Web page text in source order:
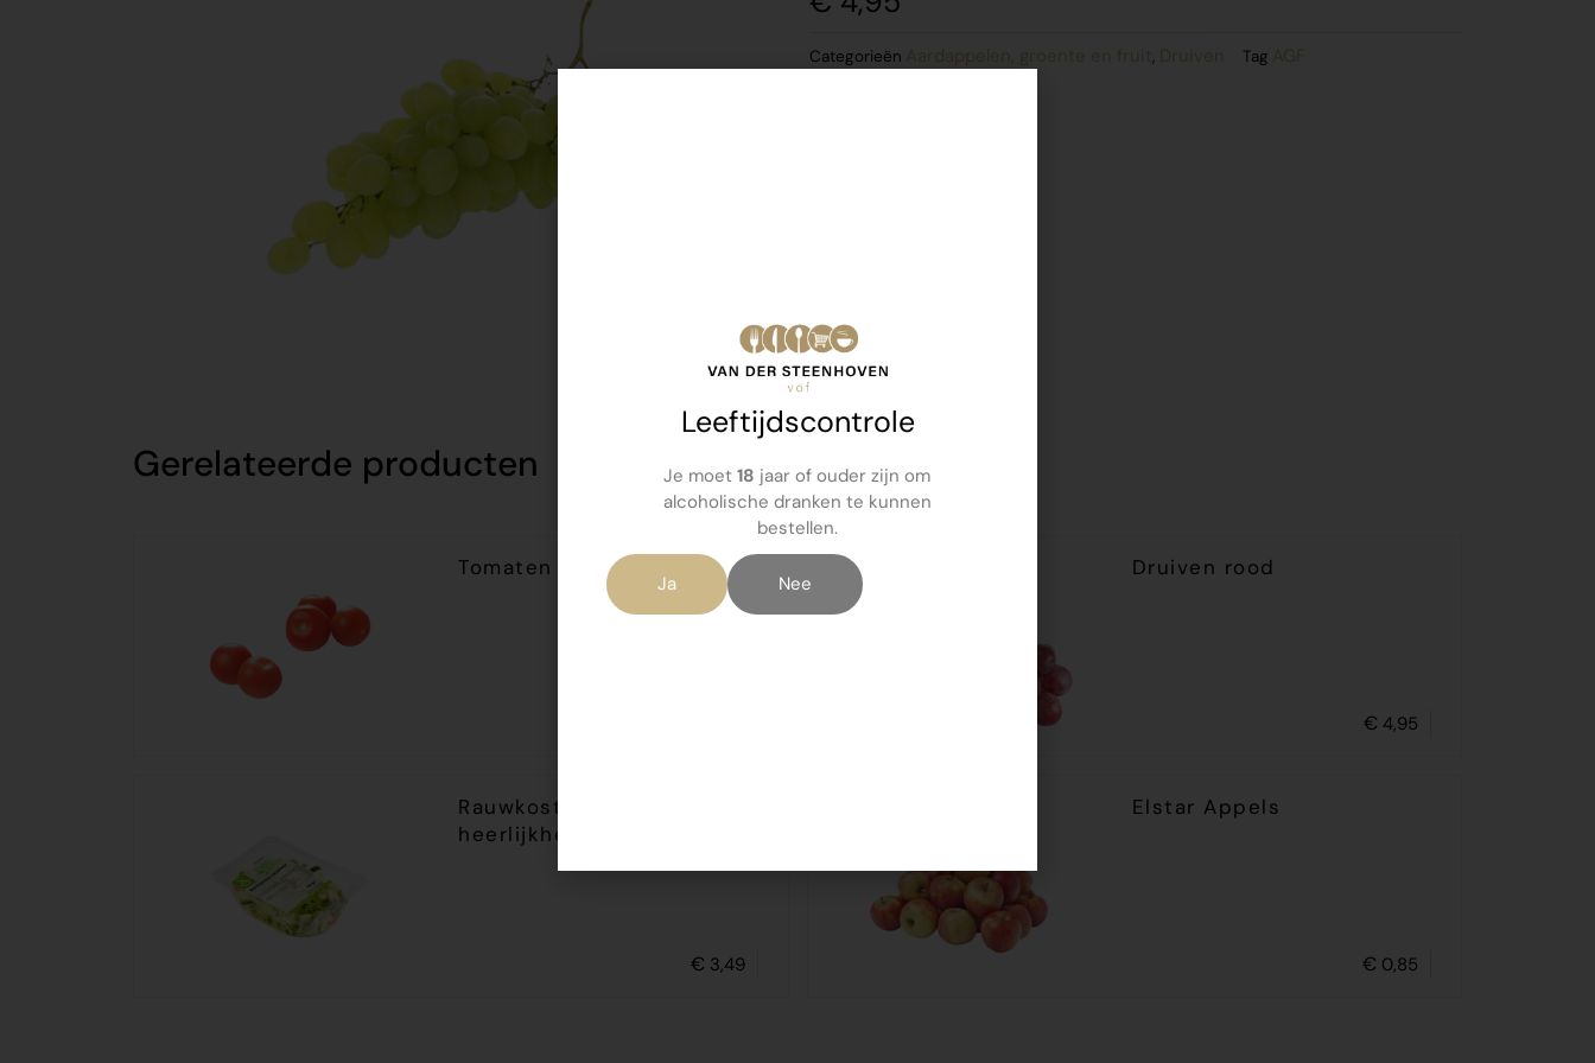
Categorieën Aardappelen, groente en fruit , Tag AGF
Gerelateerde producten
Tomaten 500gr Druiven rood
€ 4,95
Rauwkost Fruithal met
heerlijkheid
€ 3,49
Elstar Appels
€ 0,85
Leeftijdscontrole
Je moet18 jaar of ouder zijn om
alcoholische dranken te kunnen
bestellen.
Ja Nee